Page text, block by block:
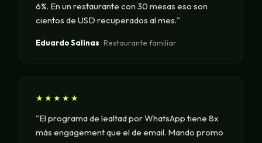
6%. En un restaurante con 30 mesas eso son
cientos de USD recuperados al mes."
Eduardo Salinas · Restaurante familiar
★★★★★
"El programa de lealtad por WhatsApp tiene 8x
más engagement que el de email. Mando promo